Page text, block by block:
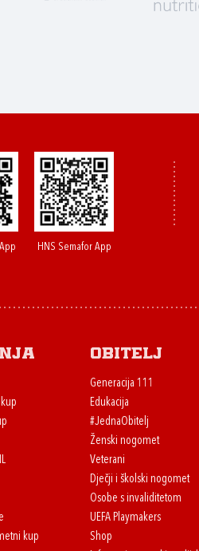
HNS Semafor App
kup
Obitelj
Generacija 111
Edukacija
#JednaObitelj
Ženski nogomet
Veterani
Dječji i školski nogomet
Osobe s invaliditetom
UEFA Playmakers
Shop